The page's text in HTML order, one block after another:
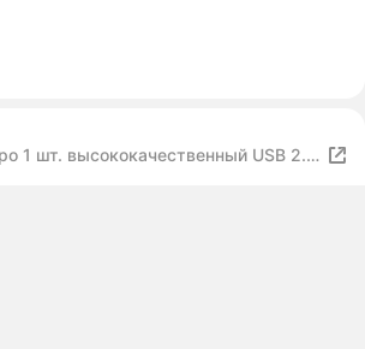
1 шт. высококачественный USB 2.0